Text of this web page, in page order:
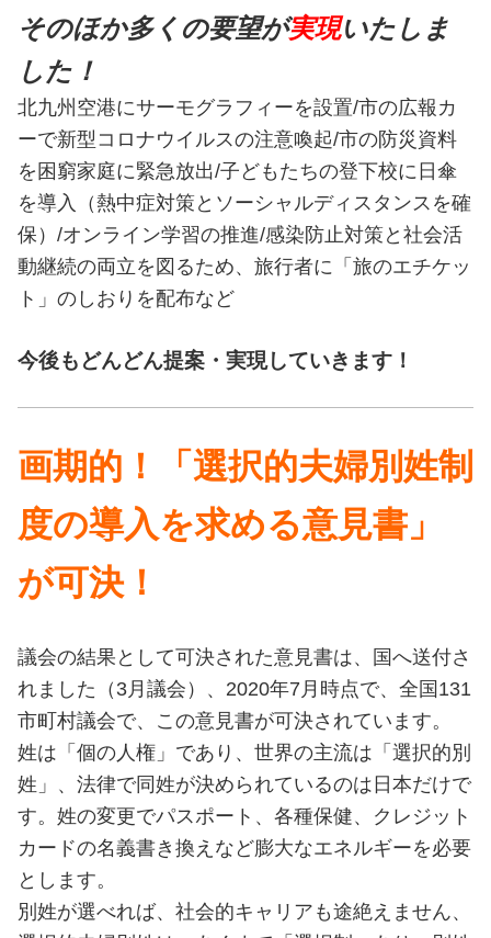
そのほか多くの要望が実現いたしま
した！
北九州空港にサーモグラフィーを設置/市の広報カ
ーで新型コロナウイルスの注意喚起/市の防災資料
を困窮家庭に緊急放出/子どもたちの登下校に日傘
を導入（熱中症対策とソーシャルディスタンスを確
保）/オンライン学習の推進/感染防止対策と社会活
動継続の両立を図るため、旅行者に「旅のエチケッ
ト」のしおりを配布など
今後もどんどん提案・実現していきます！
画期的！「選択的夫婦別姓制
度の導入を求める意見書」
が可決！
議会の結果として可決された意見書は、国へ送付さ
れました（3月議会）、2020年7月時点で、全国131
市町村議会で、この意見書が可決されています。
姓は「個の人権」であり、世界の主流は「選択的別
姓」、法律で同姓が決められているのは日本だけで
す。姓の変更でパスポート、各種保健、クレジット
カードの名義書き換えなど膨大なエネルギーを必要
とします。
別姓が選べれば、社会的キャリアも途絶えません、